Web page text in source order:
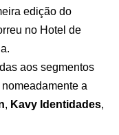
edição do
no Hotel de
aos segmentos
a
, Kavy Identidades,